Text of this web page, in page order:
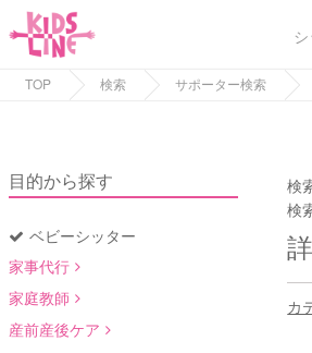
TOP 検索 サポーター検索
目的から探す
ベビーシッター
家事代行
家庭教師
産前産後ケア
検
検
カ